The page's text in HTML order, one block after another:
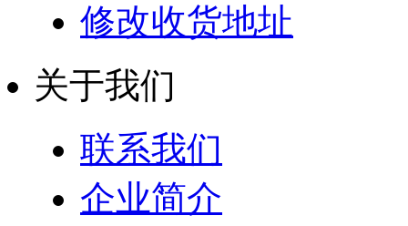
修改收货地址
关于我们
联系我们
企业简介